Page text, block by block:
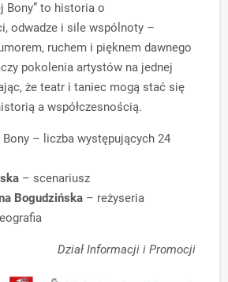
Bony” to historia o
odwadze i sile wspólnoty –
ruchem i pięknem dawnego
pokolenia artystów na jednej
że teatr i taniec mogą stać się
a współczesnością.
– liczba występujących 24
– scenariusz
Bogudzińska – reżyseria
Dział Informacji i Promocji